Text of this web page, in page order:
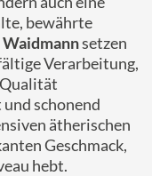
bewährte
setzen
Verarbeitung,
schonend
ätherischen
Geschmack,
hebt.